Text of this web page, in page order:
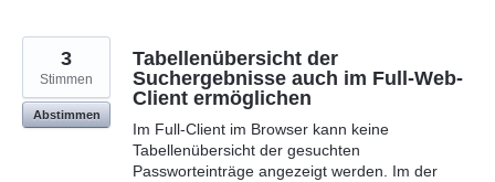
Tabellenübersicht der
Suchergebnisse auch im Full-Web-
Client ermöglichen
Im Full-Client im Browser kann keine
Tabellenübersicht der gesuchten
Passworteinträge angezeigt werden. Im der
3
Stimmen
Abstimmen